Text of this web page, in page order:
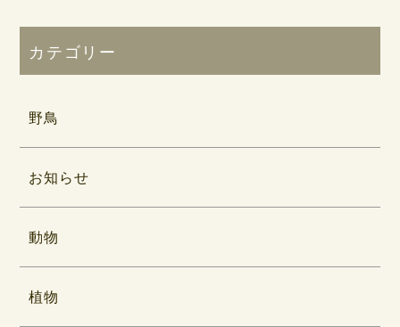
カテゴリー
野鳥
お知らせ
動物
植物